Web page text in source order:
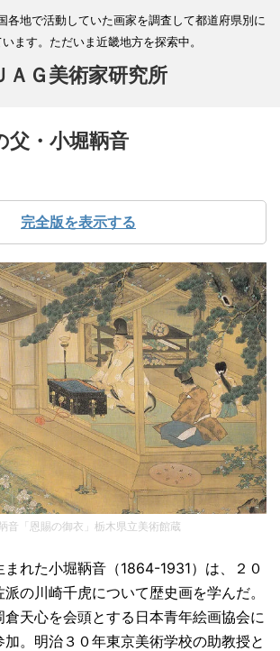
各地で活動していた画家を調査して都道府県別に
ます。ただいま近畿地方を探索中。
ＡＧ美術家研究所
父・小堀鞆音
完全版を表示する
音「恩賜の御衣」栃木県立美術館蔵
れた小堀鞆音（1864-1931）は、２０
の川崎千虎について歴史画を学んだ。
天心を会頭とする日本青年絵画協会に
。明治３０年東京美術学校の助教授と